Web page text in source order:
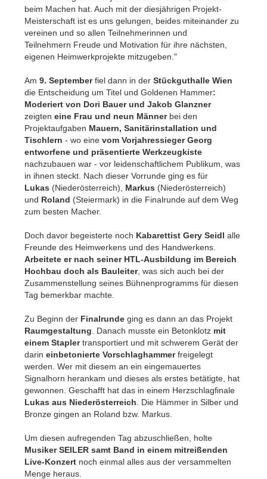
beim Machen hat. Auch mit der diesjährigen Projekt-
Meisterschaft ist es uns gelungen, beides miteinander zu
vereinen und so allen Teilnehmerinnen und
Teilnehmern Freude und Motivation für ihre nächsten,
eigenen Heimwerkprojekte mitzugeben."
Am 9. Septemberfiel dann in der Stückguthalle Wien
die Entscheidung um Titel und Goldenen Hammer:
Moderiert von Dori Bauer und Jakob Glanzner
zeigten eine Frau und neun Männer bei den
Projektaufgaben Mauern, Sanitärinstallation und
Tischlern - wo eine vom Vorjahressieger Georg
entworfene und präsentierte Werkzeugkiste
nachzubauen war - vor leidenschaftlichem Publikum, was
in ihnen steckt. Nach dieser Vorrunde ging es für
Lukas (Niederösterreich), Markus (Niederösterreich)
und Roland (Steiermark) in die Finalrunde auf dem Weg
zum besten Macher.
Doch davor begeisterte noch Kabarettist Gery Seidl alle
Freunde des Heimwerkens und des Handwerkens.
Arbeitete er nach seiner HTL-Ausbildung im Bereich
Hochbau doch als Bauleiter, was sich auch bei der
Zusammenstellung seines Bühnenprogramms für diesen
Tag bemerkbar machte.
Zu Beginn der Finalrunde ging es dann an das Projekt
Raumgestaltung . Danach musste ein Betonklotz mit
einem Staplertransportiert und mit schwerem Gerät der
darin einbetonierte Vorschlaghammerfreigelegt
werden. Wer mit diesem an ein eingemauertes
Signalhorn herankam und dieses als erstes betätigte, hat
gewonnen. Geschafft hat das in einem Herzschlagfinale
Lukas aus Niederösterreich . Die Hämmer in Silber und
Bronze gingen an Roland bzw. Markus.
Um diesen aufregenden Tag abzuschließen, holte
Musiker SEILER samt Band in einem mitreißenden
Live-Konzert noch einmal alles aus der versammelten
Menge heraus.